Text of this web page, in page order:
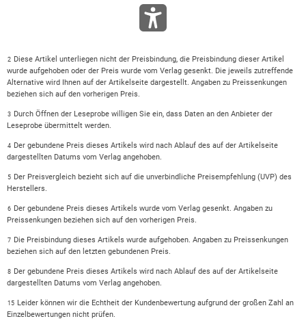
2 Diese Artikel unterliegen nicht der Preisbindung, die Preisbindung dieser Artikel
wurde aufgehoben oder der Preis wurde vom Verlag gesenkt. Die jeweils zutreffende
Alternative wird Ihnen auf der Artikelseite dargestellt. Angaben zu Preissenkungen
beziehen sich auf den vorherigen Preis.
3 Durch Öffnen der Leseprobe willigen Sie ein, dass Daten an den Anbieter der
Leseprobe übermittelt werden.
4 Der gebundene Preis dieses Artikels wird nach Ablauf des auf der Artikelseite
dargestellten Datums vom Verlag angehoben.
5 Der Preisvergleich bezieht sich auf die unverbindliche Preisempfehlung (UVP) des
Herstellers.
6 Der gebundene Preis dieses Artikels wurde vom Verlag gesenkt. Angaben zu
Preissenkungen beziehen sich auf den vorherigen Preis.
7 Die Preisbindung dieses Artikels wurde aufgehoben. Angaben zu Preissenkungen
beziehen sich auf den letzten gebundenen Preis.
8 Der gebundene Preis dieses Artikels wird nach Ablauf des auf der Artikelseite
dargestellten Datums vom Verlag angehoben.
15 Leider können wir die Echtheit der Kundenbewertung aufgrund der großen Zahl an
Einzelbewertungen nicht prüfen.